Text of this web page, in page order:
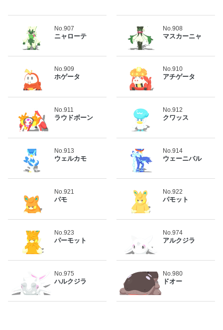
No.907
ニャローテ
No.908
マスカーニャ
No.909
ホゲータ
No.910
アチゲータ
No.911
ラウドボーン
No.912
クワッス
No.913
ウェルカモ
No.914
ウェーニバル
No.921
パモ
No.922
パモット
No.923
パーモット
No.974
アルクジラ
No.975
ハルクジラ
No.980
ドオー